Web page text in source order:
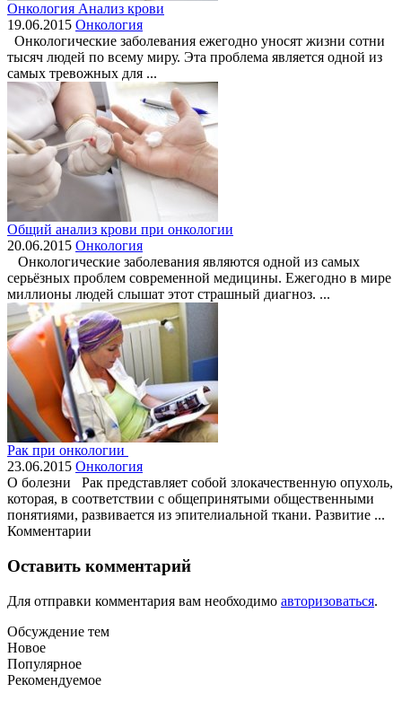
Онкология Анализ крови
19.06.2015 Онкология
Онкологические заболевания ежегодно уносят жизни сотни
тысяч людей по всему миру. Эта проблема является одной из
самых тревожных для ...
Общий анализ крови при онкологии
20.06.2015 Онкология
Онкологические заболевания являются одной из самых
серьёзных проблем современной медицины. Ежегодно в мире
миллионы людей слышат этот страшный диагноз. ...
Рак при онкологии
23.06.2015 Онкология
О болезни Рак представляет собой злокачественную опухоль,
которая, в соответствии с общепринятыми общественными
понятиями, развивается из эпителиальной ткани. Развитие ...
Комментарии
Оставить комментарий
Для отправки комментария вам необходимо авторизоваться.
Обсуждение тем
Новое
Популярное
Рекомендуемое